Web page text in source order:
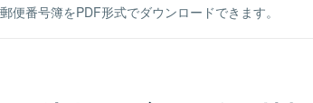
便番号簿をPDF形式でダウンロードできます。